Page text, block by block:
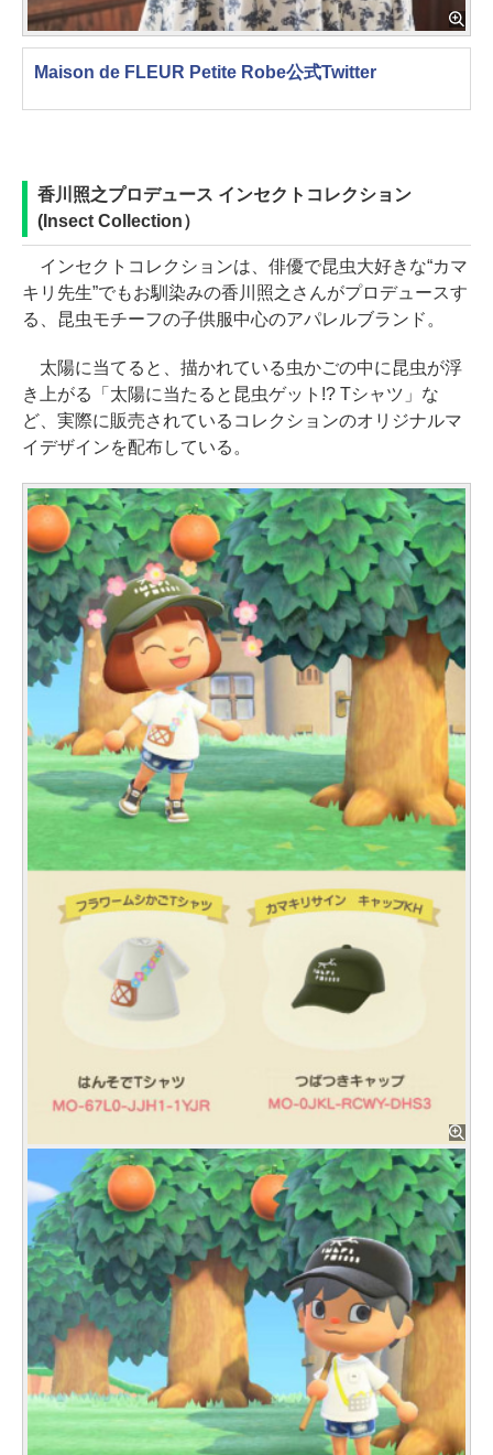
Maison de FLEUR Petite Robe公式Twitter
香川照之プロデュース インセクトコレクション
(Insect Collection）
インセクトコレクションは、俳優で昆虫大好きな“カマ
キリ先生”でもお馴染みの香川照之さんがプロデュースす
る、昆虫モチーフの子供服中心のアパレルブランド。
太陽に当てると、描かれている虫かごの中に昆虫が浮
き上がる「太陽に当たると昆虫ゲット!? Tシャツ」な
ど、実際に販売されているコレクションのオリジナルマ
イデザインを配布している。